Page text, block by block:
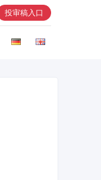
投审稿入口